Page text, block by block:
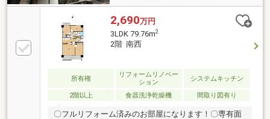
2,690万円
3LDK 79.76m2
2階 南西
所有権
リフォームリノベー
ション
システムキッチン
2階以上 食器洗浄乾燥機 間取り図有り
〇フルリフォーム済みのお部屋になります！〇専有面